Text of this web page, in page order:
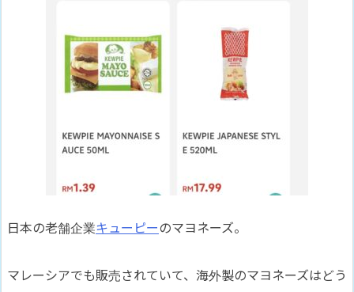
日本の老舗企業キューピーのマヨネーズ。
マレーシアでも販売されていて、海外製のマヨネーズはどう